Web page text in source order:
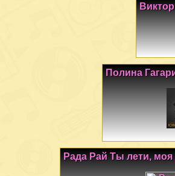
Полина
Рада Рай Ты лети,